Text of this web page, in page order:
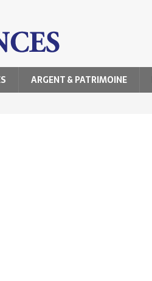
ARGENT & PATRIMOINE